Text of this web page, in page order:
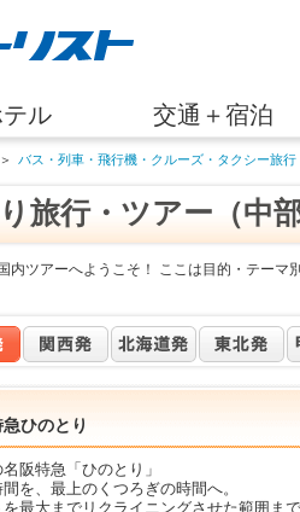
ル 交通＋宿泊
＞ バス・列車・飛行機・クルーズ・タクシー旅行
旅行・ツアー（中
内ツアーへようこそ！ ここは目的・テーマ
ひのとり
阪特急「ひのとり」
を、最上のくつろぎの時間へ。
を最大までリクライニングさせた範囲ま